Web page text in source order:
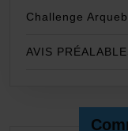
Challenge
AVIS